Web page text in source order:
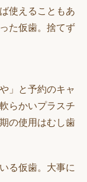
使えることもあ
た仮歯。捨てず
」と予約のキャ
らかいプラスチ
の使用はむし歯
る仮歯。大事に